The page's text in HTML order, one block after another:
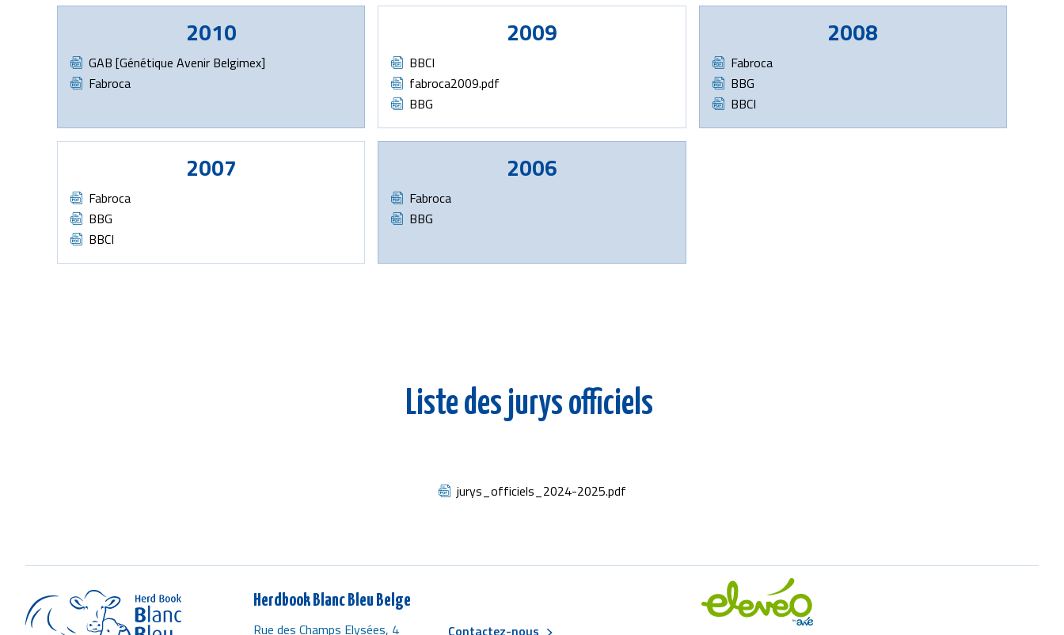
2010
Document
GAB [Génétique Avenir Belgimex]
Document
Fabroca
2009
Document
BBCI
Document
fabroca2009.pdf
Document
BBG
2008
Document
Fabroca
Document
BBG
Document
BBCI
2007
Document
Fabroca
Document
BBG
Document
BBCI
2006
Document
Fabroca
Document
BBG
Liste des jurys officiels
jurys_officiels_2024-2025.pdf
Herdbook Blanc Bleu Belge
Rue des Champs Elysées, 4 Contactez-nous